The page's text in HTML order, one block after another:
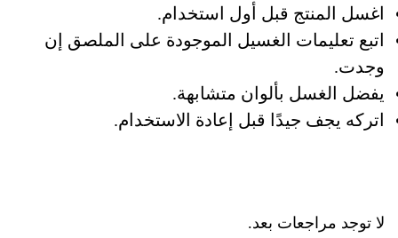
اغسل المنتج قبل أول استخدام.
اتبع تعليمات الغسيل الموجودة على الملصق إن
وجدت.
يفضل الغسل بألوان متشابهة.
اتركه يجف جيدًا قبل إعادة الاستخدام.
لا توجد مراجعات بعد.